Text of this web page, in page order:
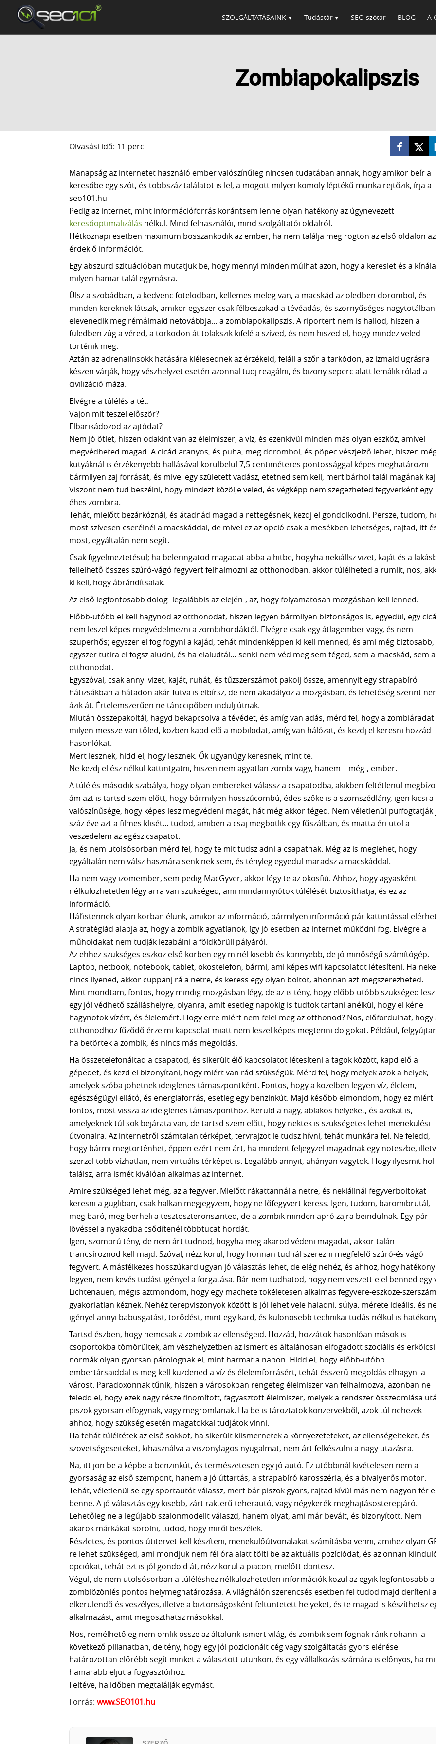
SZOLGÁLTATÁSAINK Tudástár SEO szótár BLOG A
Zombiapokalipszis
Olvasási idő: 11 perc
Manapság az internetet használó ember valószínűleg nincsen tudatában annak, hogy amikor beír a
keresőbe egy szót, és többszáz találatot is lel, a mögött milyen komoly léptékű munka rejtőzik, írja a
seo101.hu
Pedig az internet, mint információforrás korántsem lenne olyan hatékony az úgynevezett
keresőoptimalizálás nélkül. Mind felhasználói, mind szolgáltatói oldalról.
Hétköznapi esetben maximum bosszankodik az ember, ha nem találja meg rögtön az első oldalon
érdeklő információt.
Egy abszurd szituációban mutatjuk be, hogy mennyi minden múlhat azon, hogy a kereslet és a
milyen hamar talál egymásra.
Ülsz a szobádban, a kedvenc fotelodban, kellemes meleg van, a macskád az öledben dorombol, és
minden kereknek látszik, amikor egyszer csak félbeszakad a tévéadás, és szörnyűséges nagytotálban
elevenedik meg rémálmaid netovábbja… a zombiapokalipszis. A riportert nem is hallod, hiszen a
füledben zúg a véred, a torkodon át tolakszik kifelé a szíved, és nem hiszed el, hogy mindez veled
történik meg.
Aztán az adrenalinsokk hatására kiélesednek az érzékeid, feláll a szőr a tarkódon, az izmaid ugrásra
készen várják, hogy vészhelyzet esetén azonnal tudj reagálni, és bizony seperc alatt lemálik rólad a
civilizáció máza.
Elvégre a túlélés a tét.
Vajon mit teszel először?
Elbarikádozod az ajtódat?
Nem jó ötlet, hiszen odakint van az élelmiszer, a víz, és ezenkívül minden más olyan eszköz, amivel
megvédheted magad. A cicád aranyos, és puha, meg dorombol, és pöpec vészjelző lehet, hiszen
kutyáknál is érzékenyebb hallásával körülbelül 7,5 centiméteres pontossággal képes meghatározni
bármilyen zaj forrását, és mivel egy született vadász, etetned sem kell, mert bárhol talál magának
Viszont nem tud beszélni, hogy mindezt közölje veled, és végképp nem szegezheted fegyverként egy
éhes zombira.
Tehát, mielőtt bezárkóznál, és átadnád magad a rettegésnek, kezdj el gondolkodni. Persze, tudom,
most szívesen cserélnél a macskáddal, de mivel ez az opció csak a mesékben lehetséges, rajtad, itt
most, egyáltalán nem segít.
Csak figyelmeztetésül; ha beleringatod magadat abba a hitbe, hogyha nekiállsz vizet, kaját és a
fellelhető összes szúró-vágó fegyvert felhalmozni az otthonodban, akkor túlélheted a rumlit, nos,
ki kell, hogy ábrándítsalak.
Az első legfontosabb dolog- legalábbis az elején-, az, hogy folyamatosan mozgásban kell lenned.
Előbb-utóbb el kell hagynod az otthonodat, hiszen legyen bármilyen biztonságos is, egyedül, egy
nem leszel képes megvédelmezni a zombihordáktól. Elvégre csak egy átlagember vagy, és nem
szuperhős; egyszer el fog fogyni a kajád, tehát mindenképpen ki kell menned, és ami még biztosabb,
egyszer tutira el fogsz aludni, és ha elaludtál… senki nem véd meg sem téged, sem a macskád, sem
otthonodat.
Egyszóval, csak annyi vizet, kaját, ruhát, és tűzszerszámot pakolj össze, amennyit egy strapabíró
hátizsákban a hátadon akár futva is elbírsz, de nem akadályoz a mozgásban, és lehetőség szerint
ázik át. Értelemszerűen ne tánccipőben indulj útnak.
Miután összepakoltál, hagyd bekapcsolva a tévédet, és amíg van adás, mérd fel, hogy a zombiáradat
milyen messze van tőled, közben kapd elő a mobilodat, amíg van hálózat, és kezdj el keresni hozzád
hasonlókat.
Mert lesznek, hidd el, hogy lesznek. Ők ugyanúgy keresnek, mint te.
Ne kezdj el ész nélkül kattintgatni, hiszen nem agyatlan zombi vagy, hanem – még-, ember.
A túlélés második szabálya, hogy olyan embereket válassz a csapatodba, akikben feltétlenül
ám azt is tartsd szem előtt, hogy bármilyen hosszúcombú, édes szőke is a szomszédlány, igen kicsi a
valószínűsége, hogy képes lesz megvédeni magát, hát még akkor téged. Nem véletlenül puffogtatják
száz éve azt a filmes klisét… tudod, amiben a csaj megbotlik egy fűszálban, és miatta éri utol a
veszedelem az egész csapatot.
Ja, és nem utolsósorban mérd fel, hogy te mit tudsz adni a csapatnak. Még az is meglehet, hogy
egyáltalán nem válsz hasznára senkinek sem, és tényleg egyedül maradsz a macskáddal.
Ha nem vagy izomember, sem pedig MacGyver, akkor légy te az okosfiú. Ahhoz, hogy agyasként
nélkülözhetetlen légy arra van szükséged, ami mindannyiótok túlélését biztosíthatja, és ez az
információ.
Hál’istennek olyan korban élünk, amikor az információ, bármilyen információ pár kattintással
A stratégiád alapja az, hogy a zombik agyatlanok, így jó esetben az internet működni fog. Elvégre a
műholdakat nem tudják lezabálni a földkörüli pályáról.
Az ehhez szükséges eszköz első körben egy minél kisebb és könnyebb, de jó minőségű számítógép.
Laptop, netbook, notebook, tablet, okostelefon, bármi, ami képes wifi kapcsolatot létesíteni. Ha
nincs ilyened, akkor cuppanj rá a netre, és keress egy olyan boltot, ahonnan azt megszerezheted.
Mint mondtam, fontos, hogy mindig mozgásban légy, de az is tény, hogy előbb-utóbb szükséged lesz
egy jól védhető szálláshelyre, olyanra, amit esetleg napokig is tudtok tartani anélkül, hogy el kéne
hagynotok vízért, és élelemért. Hogy erre miért nem felel meg az otthonod? Nos, előfordulhat, hogy
otthonodhoz fűződő érzelmi kapcsolat miatt nem leszel képes megtenni dolgokat. Például,
ha betörtek a zombik, és nincs más megoldás.
Ha összetelefonáltad a csapatod, és sikerült élő kapcsolatot létesíteni a tagok között, kapd elő a
gépedet, és kezd el bizonyítani, hogy miért van rád szükségük. Mérd fel, hogy melyek azok a helyek,
amelyek szóba jöhetnek ideiglenes támaszpontként. Fontos, hogy a közelben legyen víz, élelem,
egészségügyi ellátó, és energiaforrás, esetleg egy benzinkút. Majd később elmondom, hogy ez miért
fontos, most vissza az ideiglenes támaszponthoz. Kerüld a nagy, ablakos helyeket, és azokat is,
amelyeknek túl sok bejárata van, de tartsd szem előtt, hogy nektek is szükségetek lehet menekülési
útvonalra. Az internetről számtalan térképet, tervrajzot le tudsz hívni, tehát munkára fel. Ne feledd,
hogy bármi megtörténhet, éppen ezért nem árt, ha mindent feljegyzel magadnak egy noteszbe,
szerzel több vízhatlan, nem virtuális térképet is. Legalább annyit, ahányan vagytok. Hogy ilyesmit hol
találsz, arra ismét kiválóan alkalmas az internet.
Amire szükséged lehet még, az a fegyver. Mielőtt rákattannál a netre, és nekiállnál fegyverboltokat
keresni a gugliban, csak halkan megjegyzem, hogy ne lőfegyvert keress. Igen, tudom, baromibrutál,
meg baró, meg berheli a tesztoszteronszinted, de a zombik minden apró zajra beindulnak. Egy-pár
lövéssel a nyakadba csődítenél többtucat hordát.
Igen, szomorú tény, de nem árt tudnod, hogyha meg akarod védeni magadat, akkor talán
trancsíroznod kell majd. Szóval, nézz körül, hogy honnan tudnál szerezni megfelelő szúró-és vágó
fegyvert. A másfélkezes hosszúkard ugyan jó választás lehet, de elég nehéz, és ahhoz, hogy hatékony
legyen, nem kevés tudást igényel a forgatása. Bár nem tudhatod, hogy nem veszett-e el benned egy
Lichtenauen, mégis aztmondom, hogy egy machete tökéletesen alkalmas fegyvere-eszköze-
gyakorlatlan kéznek. Nehéz terepviszonyok között is jól lehet vele haladni, súlya, mérete ideális, és
igényel annyi babusgatást, törődést, mint egy kard, és különösebb technikai tudás nélkül is
Tartsd észben, hogy nemcsak a zombik az ellenségeid. Hozzád, hozzátok hasonlóan mások is
csoportokba tömörültek, ám vészhelyzetben az ismert és általánosan elfogadott szociális és erkölcsi
normák olyan gyorsan párolognak el, mint harmat a napon. Hidd el, hogy előbb-utóbb
embertársaiddal is meg kell küzdened a víz és élelemforrásért, tehát ésszerű megoldás elhagyni a
várost. Paradoxonnak tűnik, hiszen a városokban rengeteg élelmiszer van felhalmozva, azonban ne
feledd el, hogy ezek nagy része finomított, fagyasztott élelmiszer, melyek a rendszer összeomlása
piszok gyorsan elfogynak, vagy megromlanak. Ha be is tároztatok konzervekből, azok túl nehezek
ahhoz, hogy szükség esetén magatokkal tudjátok vinni.
Ha tehát túléltétek az első sokkot, ha sikerült kiismernetek a környezeteteket, az ellenségeiteket, és
szövetségeseiteket, kihasználva a viszonylagos nyugalmat, nem árt felkészülni a nagy utazásra.
Na, itt jön be a képbe a benzinkút, és természetesen egy jó autó. Ez utóbbinál kivételesen nem a
gyorsaság az első szempont, hanem a jó úttartás, a strapabíró karosszéria, és a bivalyerős motor.
Tehát, véletlenül se egy sportautót válassz, mert bár piszok gyors, rajtad kívül más nem nagyon fér el
benne. A jó választás egy kisebb, zárt rakterű teherautó, vagy négykerék-meghajtásosterepjáró.
Lehetőleg ne a legújabb szalonmodellt válaszd, hanem olyat, ami már bevált, és bizonyított. Nem
akarok márkákat sorolni, tudod, hogy miről beszélek.
Részletes, és pontos útitervet kell készíteni, menekülőútvonalakat számításba venni, amihez olyan
re lehet szükséged, ami mondjuk nem fél óra alatt tölti be az aktuális pozíciódat, és az onnan
opciókat, tehát ezt is jól gondold át, nézz körül a piacon, mielőtt döntesz.
Végül, de nem utolsósorban a túléléshez nélkülözhetetlen információk közül az egyik legfontosabb a
zombiözönlés pontos helymeghatározása. A világhálón szerencsés esetben fel tudod majd deríteni
elkerülendő és veszélyes, illetve a biztonságosként feltüntetett helyeket, és te magad is készíthetsz
alkalmazást, amit megoszthatsz másokkal.
Nos, remélhetőleg nem omlik össze az általunk ismert világ, és zombik sem fognak ránk rohanni a
következő pillanatban, de tény, hogy egy jól pozicionált cég vagy szolgáltatás gyors elérése
határozottan előrébb segít minket a választott utunkon, és egy vállalkozás számára is előnyös, ha
hamarabb eljut a fogyasztóihoz.
Feltéve, ha időben megtalálják egymást.
Forrás: www.SEO101.hu